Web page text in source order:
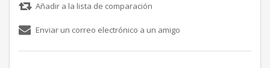
Añadir a la lista de comparación
Enviar un correo electrónico a un amigo